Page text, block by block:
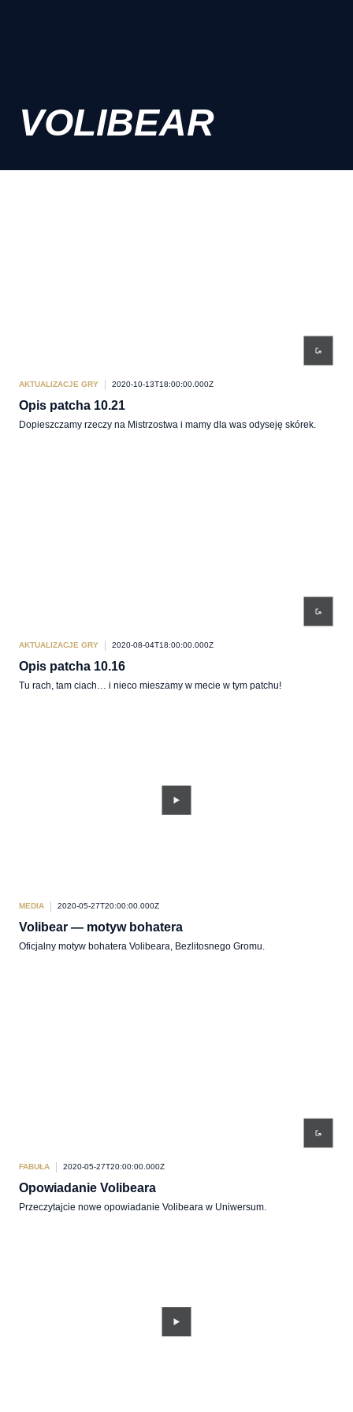
VOLIBEAR
AKTUALIZACJE GRY 2020-10-13T18:00:00.000Z
Opis patcha 10.21
Dopieszczamy rzeczy na Mistrzostwa i mamy dla was odyseję skórek.
AKTUALIZACJE GRY 2020-08-04T18:00:00.000Z
Opis patcha 10.16
Tu rach, tam ciach… i nieco mieszamy w mecie w tym patchu!
MEDIA 2020-05-27T20:00:00.000Z
Volibear — motyw bohatera
Oficjalny motyw bohatera Volibeara, Bezlitosnego Gromu.
FABUŁA 2020-05-27T20:00:00.000Z
Opowiadanie Volibeara
Przeczytajcie nowe opowiadanie Volibeara w Uniwersum.